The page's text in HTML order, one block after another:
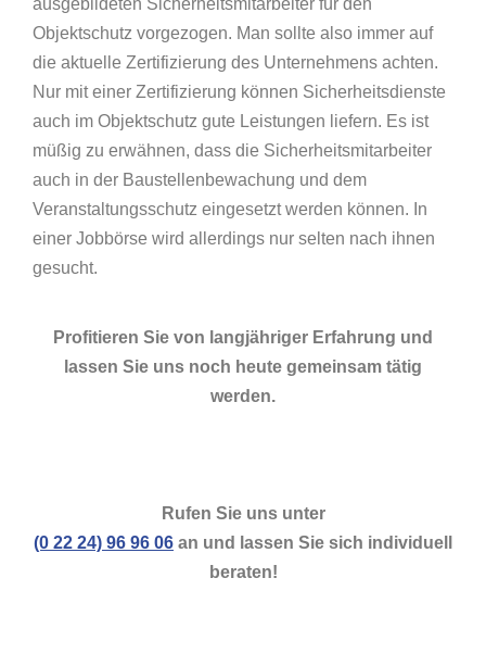
ausgebildeten Sicherheitsmitarbeiter für den
Objektschutz vorgezogen. Man sollte also immer auf
die aktuelle Zertifizierung des Unternehmens achten.
Nur mit einer Zertifizierung können Sicherheitsdienste
auch im Objektschutz gute Leistungen liefern. Es ist
müßig zu erwähnen, dass die Sicherheitsmitarbeiter
auch in der Baustellenbewachung und dem
Veranstaltungsschutz eingesetzt werden können. In
einer Jobbörse wird allerdings nur selten nach ihnen
gesucht.
Profitieren Sie von langjähriger Erfahrung und
lassen Sie uns noch heute gemeinsam tätig
werden.
Rufen Sie uns unter
(0 22 24) 96 96 06 an und lassen Sie sich individuell
beraten!